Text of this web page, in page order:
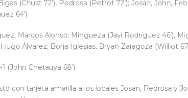
(Chust 72’), Pedrosa (Petrot 72’); Josan, John,
64’).
Marcos Alonso; Mingueza (Javi Rodríguez 46’),
Álvarez; Borja Iglesias, Bryan Zaragoza (Williot
1 (John Chetauya 68’)
con tarjeta amarilla a los locales Josan, Pedrosa y